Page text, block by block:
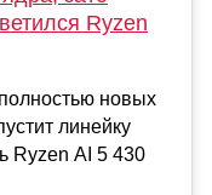
Ryzen
новых
линейку
Ryzen AI 5 430